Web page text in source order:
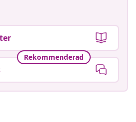
Rekommenderad